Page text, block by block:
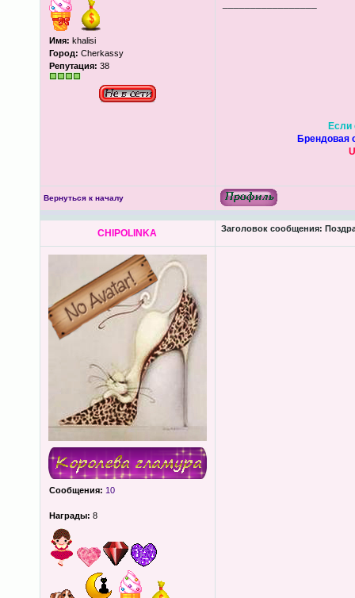
Имя: khalisi
Город: Cherkassy
Репутация: 38
Если
Брендовая
Вернуться к началу
CHIPOLINKA Заголовок сообщения:
Сообщения: 10
Награды: 8